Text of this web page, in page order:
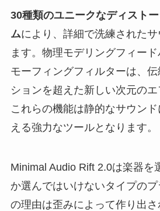
30種類のユニークなディスト
ムにより、詳細で洗練された
ます。物理モデリングフィー
モーフィングフィルターは、
ションを超えた新しい次元のエ
これらの機能は静的なサウン
える強力なツールとなります。
Minimal Audio Rift 2.0は楽器を
か選んではいけないタイプの
の理由は歪みによって作り出